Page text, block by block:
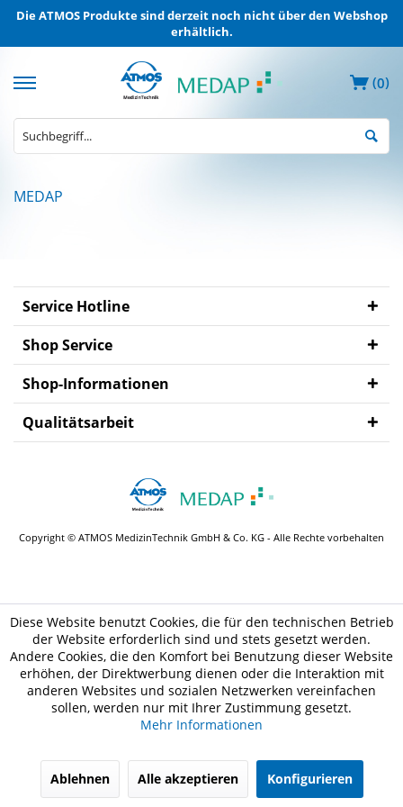
Die ATMOS Produkte sind derzeit noch nicht über den Webshop
erhältlich.
(0)
Elektrische
Entnahmegeräte
ZVA
MEDAP
Mobile
Gasversorgung
MEDAP
MEDAP
Service Hotline
Shop Service
Shop-Informationen
Qualitätsarbeit
Copyright © ATMOS MedizinTechnik GmbH & Co. KG - Alle Rechte vorbehalten
Diese Website benutzt Cookies, die für den technischen Betrieb
der Website erforderlich sind und stets gesetzt werden.
Andere Cookies, die den Komfort bei Benutzung dieser Website
erhöhen, der Direktwerbung dienen oder die Interaktion mit
anderen Websites und sozialen Netzwerken vereinfachen
sollen, werden nur mit Ihrer Zustimmung gesetzt.
Mehr Informationen
Ablehnen Alle akzeptieren Konfigurieren